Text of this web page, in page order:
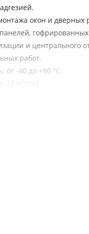
окон и
и центрального
работ.
от -40 до +90 °С.
22 мг/см3.